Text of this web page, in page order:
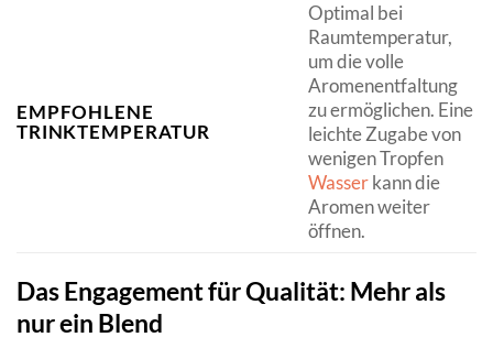
EMPFOHLENE
TRINKTEMPERATUR
Optimal bei
Raumtemperatur,
um die volle
Aromenentfaltung
zu ermöglichen. Eine
leichte Zugabe von
wenigen Tropfen
Wasserkann die
Aromen weiter
öffnen.
Das Engagement für Qualität: Mehr als
nur ein Blend